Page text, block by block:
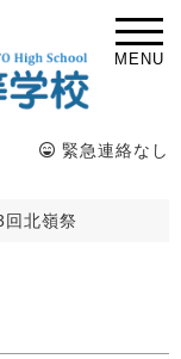
MENU
緊急連絡なし
回北嶺祭